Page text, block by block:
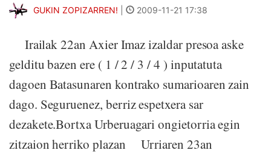
GUKIN ZOPIZARREN! 2009-11-21 17:38
Irailak 22an Axier Imaz izaldar presoa aske
gelditu bazen ere ( 1 / 2 / 3 / 4 ) inputatuta
dagoen Batasunaren kontrako sumarioaren zain
dago. Seguruenez, berriz espetxera sar
dezakete.Bortxa Urberuagari ongietorria egin
zitzaion herriko plazan Urriaren 23an